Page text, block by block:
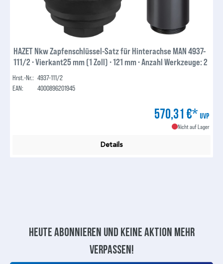
HAZET Nkw Zapfenschlüssel-Satz für Hinterachse MAN 4937-
111/2 ∙ Vierkant25 mm (1 Zoll) ∙ 121 mm ∙ Anzahl Werkzeuge: 2
Hrst.-Nr.: 4937-111/2
EAN:
4000896201945
570,31 €* UVP
Nicht auf Lager
Details
Heute abonnieren und keine aktion mehr
verpassen!